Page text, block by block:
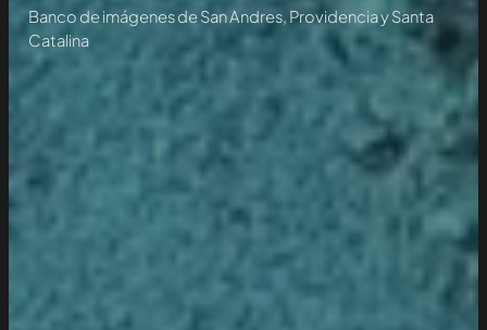
Banco de imágenes de San Andres, Providencia y Santa
Catalina